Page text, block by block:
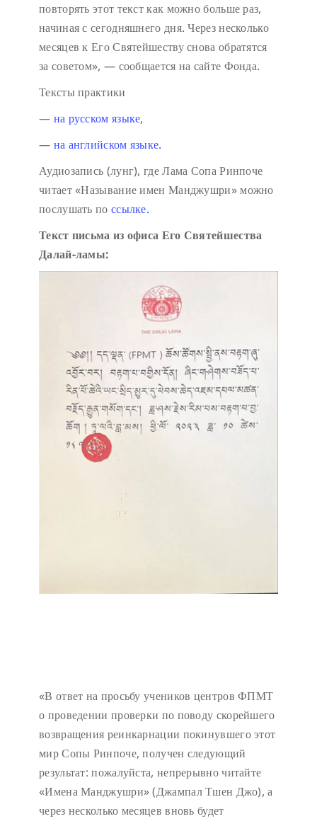
повторять этот текст как можно больше раз,
начиная с сегодняшнего дня. Через несколько
месяцев к Его Святейшеству снова обратятся
за советом», — сообщается на сайте Фонда.
Тексты практики
— на русском языке,
— на английском языке.
Аудиозапись (лунг), где Лама Сопа Ринпоче
читает «Называние имен Манджушри» можно
послушать по ссылке.
Текст письма из офиса Его Святейшества
Далай-ламы:
«В ответ на просьбу учеников центров ФПМТ
о проведении проверки по поводу скорейшего
возвращения реинкарнации покинувшего этот
мир Сопы Ринпоче, получен следующий
результат: пожалуйста, непрерывно читайте
«Имена Манджушри» (Джампал Тшен Джо), а
через несколько месяцев вновь будет